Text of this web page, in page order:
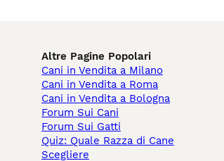
Altre Pagine Popolari
Cani in Vendita a Milano
Cani in Vendita a Roma
Cani in Vendita a Bologna
Forum Sui Cani
Forum Sui Gatti
Quiz: Quale Razza di Cane
Scegliere